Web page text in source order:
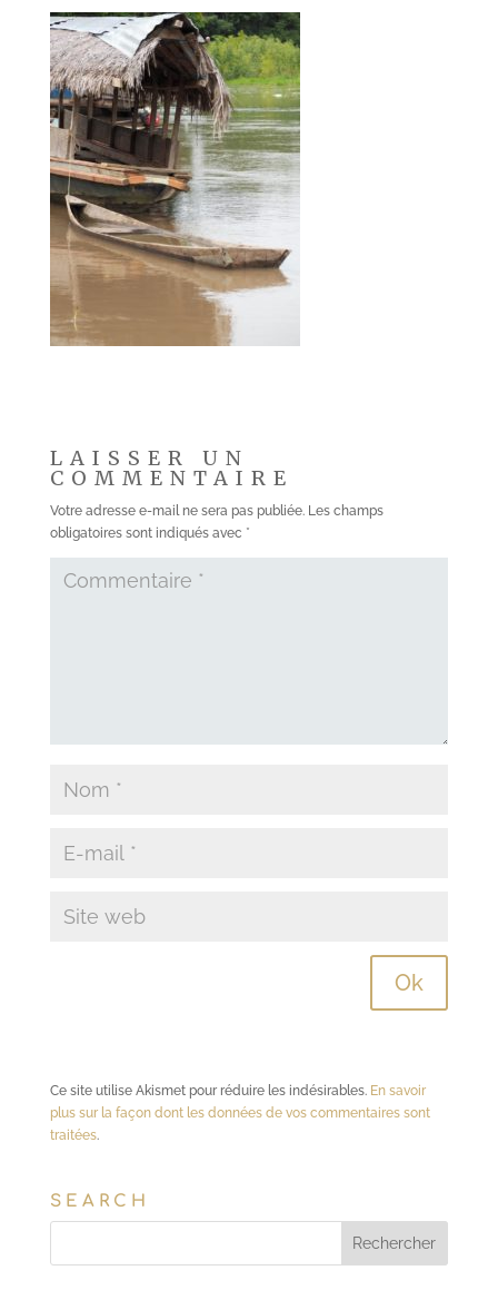
LAISSER UN
COMMENTAIRE
Votre adresse e-mail ne sera pas publiée. Les champs
obligatoires sont indiqués avec *
Ce site utilise Akismet pour réduire les indésirables. En savoir
plus sur la façon dont les données de vos commentaires sont
traitées.
SEARCH